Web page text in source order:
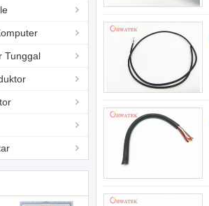
Tunggal